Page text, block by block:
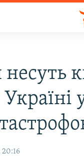
Україні
20:16